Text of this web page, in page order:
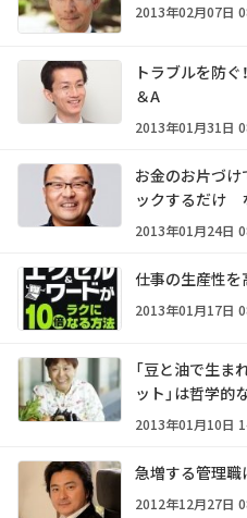
2013年02月07日
トラブルを防ぐ
＆A
2013年01月31日
お金のお片づ
ックするだけ
2013年01月24日
仕事の生産性
2013年01月17日
「豆と油で生
ット」は哲学的
2013年01月10日
急増する管理
2012年12月27日